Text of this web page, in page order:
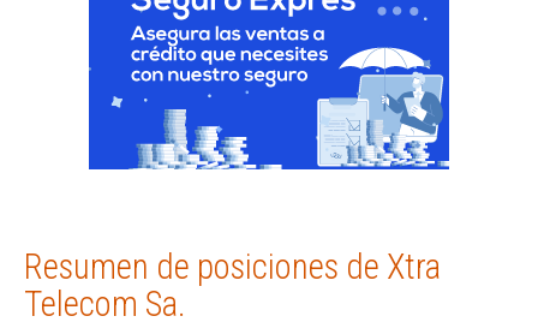
Resumen de posiciones de Xtra
Telecom Sa.